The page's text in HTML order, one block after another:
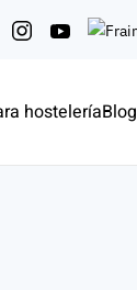
hosteleríaBlog